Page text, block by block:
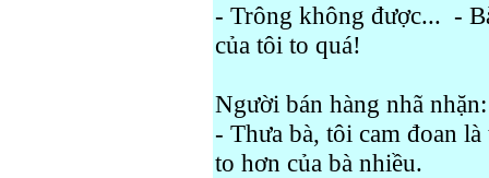
- Trông không được... -
của tôi to quá!
Người bán hàng nhã nhặn:
- Thưa bà, tôi cam đoan
to hơn của bà nhiều.